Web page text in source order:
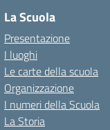
La Scuola
Presentazione
I luoghi
Le carte della scuola
Organizzazione
I numeri della Scuola
La Storia